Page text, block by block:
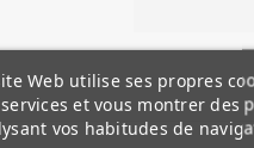
Web utilise ses propres
et vous montrer des
vos habitudes de